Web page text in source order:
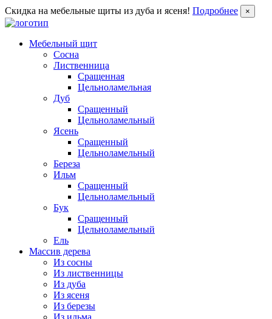
Скидка на мебельные щиты из дуба и ясеня! Подробнее ×
Мебельный щит
Сосна
Лиственница
Сращенная
Цельноламельная
Дуб
Сращенный
Цельноламельный
Ясень
Сращенный
Цельноламельный
Береза
Ильм
Сращенный
Цельноламельный
Бук
Сращенный
Цельноламельный
Ель
Массив дерева
Из сосны
Из лиственницы
Из дуба
Из ясеня
Из березы
Из ильма